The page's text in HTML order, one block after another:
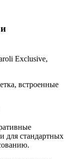
Exclusive,
встроенные
для стандартных